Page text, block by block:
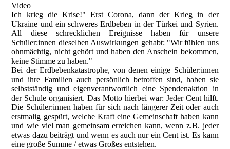
Video
Ich krieg die Krise!" Erst Corona, dann der Krieg in der
Ukraine und ein schweres Erdbeben in der Türkei und Syrien.
All diese schrecklichen Ereignisse haben für unsere
Schüler:innen dieselben Auswirkungen gehabt: "Wir fühlen uns
ohnmächtig, nicht gehört und haben den Anschein bekommen,
keine Stimme zu haben."
Bei der Erdbebenkatastrophe, von denen einige Schüler:innen
und ihre Familien auch persönlich betroffen sind, haben sie
selbstständig und eigenverantwortlich eine Spendenaktion in
der Schule organisiert. Das Motto hierbei war: Jeder Cent hilft.
Die Schüler:innen haben für sich nach längerer Zeit oder auch
erstmalig gespürt, welche Kraft eine Gemeinschaft haben kann
und wie viel man gemeinsam erreichen kann, wenn z.B. jeder
etwas dazu beiträgt und wenn es auch nur ein Cent ist. Es kann
eine große Summe / etwas Großes entstehen.